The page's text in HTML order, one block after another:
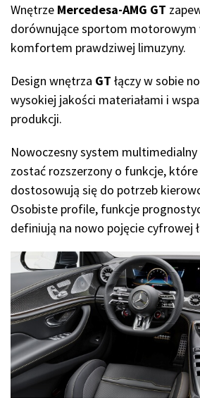
Wnętrze Mercedesa-AMG GT
dorównujące sportom motorowym
komfortem prawdziwej limuzyny.
Design wnętrza GT łączy w sobie
wysokiej jakości materiałami i
produkcji.
Nowoczesny system multimedialny
zostać rozszerzony o funkcje, które
dostosowują się do potrzeb
Osobiste profile, funkcje
definiują na nowo pojęcie cyfrowej